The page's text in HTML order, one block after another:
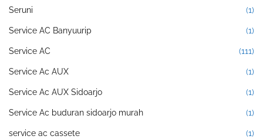
Seruni (1)
Service AC Banyuurip (1)
Service AC (111)
Service Ac AUX (1)
Service Ac AUX Sidoarjo (1)
Service Ac buduran sidoarjo murah (1)
service ac cassete (1)